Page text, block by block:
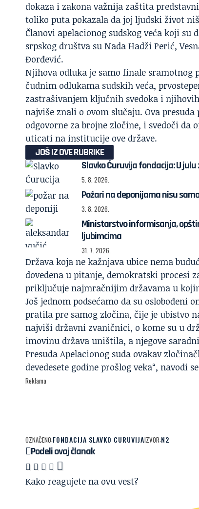
dokaza i zakona važnija zaštita
toliko puta pokazala da joj ljudski život
Članovi apelacionog sudskog veća koji su
srpskog društva su Nada Hadži Perić,
Đorđević.
Njihova odluka je samo finale sramotnog
čudnim odlukama sudskih veća,
zastrašivanjem ključnih svedoka i
najviše znali o ovom slučaju. Ova
odgovorne za brojne zločine, i svedoči
uticati na institucije ove države.
JOŠ IZ OVE RUBRIKE
Slavko Ćuruvija fondacija: U
5. 8. 2026.
Požari na deponijama nisu
3. 8. 2026.
Ministarstvo informisanja,
ljubimcima
31. 7. 2026.
Država koja ne kažnjava ubice nema
dovedena u pitanje, demokratski procesi
priključuje najmračnijim državama u
Još jednom podsećamo da su
pratila pre samog zločina, čije je ubistvo
najviši državni zvaničnici, o kome su u
imovinu država uništila, a njegove
Presuda Apelacionog suda ovakav
devedesete godine prošlog veka“, navodi
Reklama
OZNAČENO:FONDACIJA SLAVKO CURUVIJAIZVOR:N2
Podeli ovaj članak
Kako reagujete na ovu vest?